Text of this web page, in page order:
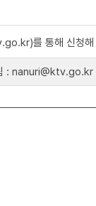
를 통해 신청해
: nanuri@ktv.go.kr